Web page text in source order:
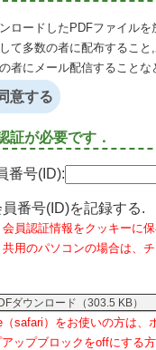
ロードしたPDFファイル
て多数の者に配布すること,
者にメール配信することな
意する
証が必要です．
番号(ID):
員番号(ID)を記録する.
会員認証情報をクッキーに
共用のパソコンの場合は、
ダウンロード（303.5 KB）
（safari）をお使いの方は、
ップブロックをoffにする方